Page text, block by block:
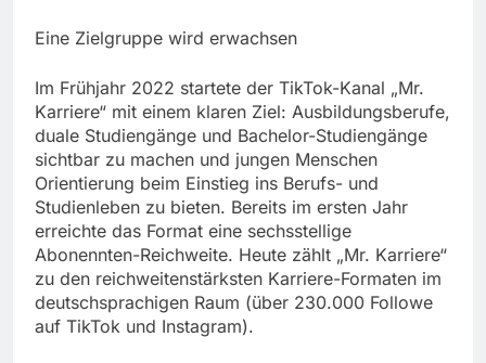
Eine Zielgruppe wird erwachsen
Im Frühjahr 2022 startete der TikTok-Kanal „Mr.
Karriere“ mit einem klaren Ziel: Ausbildungsberufe,
duale Studiengänge und Bachelor-Studiengänge
sichtbar zu machen und jungen Menschen
Orientierung beim Einstieg ins Berufs- und
Studienleben zu bieten. Bereits im ersten Jahr
erreichte das Format eine sechsstellige
Abonennten-Reichweite. Heute zählt „Mr. Karriere“
zu den reichweitenstärksten Karriere-Formaten im
deutschsprachigen Raum (über 230.000 Followe
auf TikTok und Instagram).